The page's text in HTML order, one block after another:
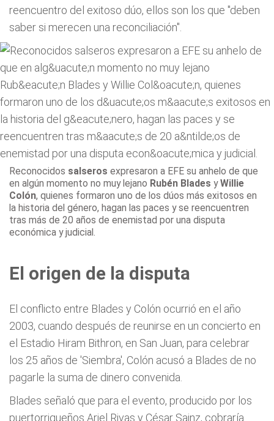
reencuentro del exitoso dúo, ellos son los que "deben
saber si merecen una reconciliación".
Reconocidos salseros expresaron a EFEsu anhelo de que
en algún momento no muy lejano Rubén Blades yWillie
Colón, quienes formaron uno de los dúos más exitosos en
la historia del género, hagan las paces y se reencuentren
tras más de 20 años de enemistad por una disputa
económica y judicial.
El origen de la disputa
El conflicto entre Blades y Colón ocurrió en el año
2003, cuando después de reunirse en un concierto en
el Estadio Hiram Bithron, en San Juan, para celebrar
los 25 años de 'Siembra', Colón acusó a Blades de no
pagarle la suma de dinero convenida.
Blades señaló que para el evento, producido por los
puertorriqueños Ariel Rivas y César Sainz, cobraría